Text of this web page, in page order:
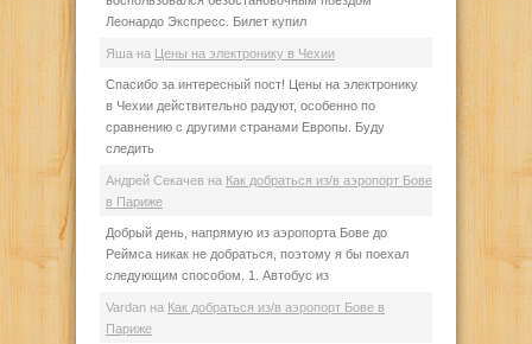
Леонардо Экспресс. Билет купил
Яша на Цены на электронику в Чехии
Спасибо за интересный пост! Цены на электронику
в Чехии действительно радуют, особенно по
сравнению с другими странами Европы. Буду
следить
Андрей Секачев на Как добраться из/в аэропорт Бове
в Париже
Добрый день, напрямую из аэропорта Бове до
Реймса никак не добраться, поэтому я бы поехал
следующим способом. 1. Автобус из
Vardan на Как добраться из/в аэропорт Бове в
Париже